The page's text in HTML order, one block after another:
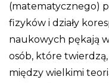
(matematycznego)
fizyków i działy
naukowych pękają
osób, które twierdzą,
między wielkimi